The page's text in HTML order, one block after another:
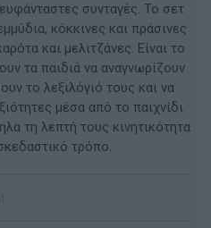
συνταγές. Το σετ
κόκκινες και πράσινες
και μελιτζάνες. Είναι το
τα παιδιά να αναγνωρίζουν
το λεξιλόγιό τους και να
μέσα από το παιχνίδι
τη λεπτή τους κινητικότητα
τρόπο.